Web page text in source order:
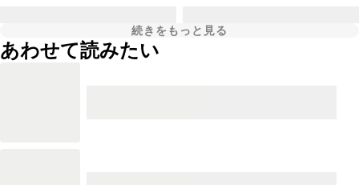
続きをもっと見る
あわせて読みたい